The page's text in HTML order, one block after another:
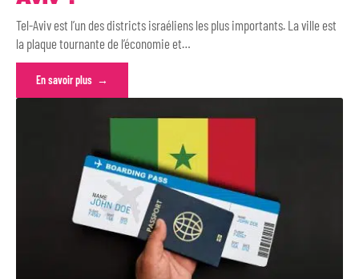
Tel-Aviv est l’un des districts israéliens les plus importants. La ville est
la plaque tournante de l’économie et…
En savoir plus